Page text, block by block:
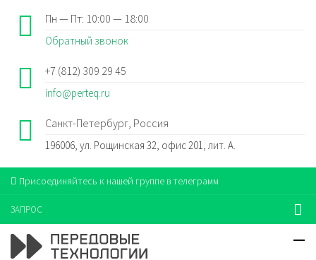
Пн — Пт: 10:00 — 18:00
Обратный звонок
+7 (812) 309 29 45
info@perteq.ru
Санкт-Петербург, Россия
196006, ул. Рощинская 32, офис 201, лит. А.
Присоединяйтесь к нашей группе в телеграмм
ЗАПРОС